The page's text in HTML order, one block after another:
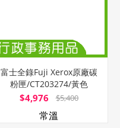
富士全錄Fuji Xerox原廠碳
粉匣/CT203274/黃色
$4,976 $5,400
常溫